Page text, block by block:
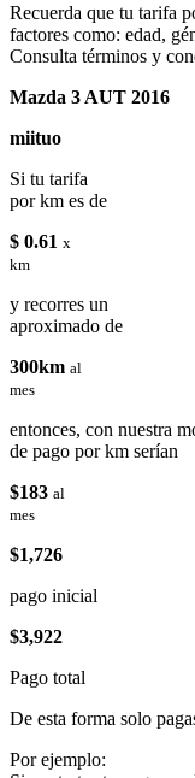
Recuerda que tu tarifa
factores como: edad,
Consulta términos y
Mazda 3 AUT 2016
miituo
Si tu tarifa
por km es de
$ 0.61 x
km
y recorres un
aproximado de
300km al
mes
entonces, con nuestra
de pago por km serían
$183 al
mes
$1,726
pago inicial
$3,922
Pago total
De esta forma solo
Por ejemplo: